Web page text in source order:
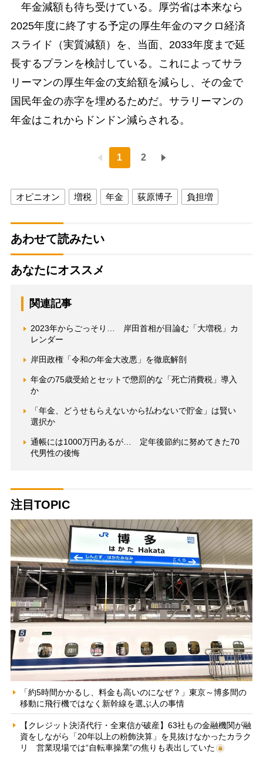
年金減額も待ち受けている。厚労省は本来なら
2025年度に終了する予定の厚生年金のマクロ経済
スライド（実質減額）を、当面、2033年度まで延
長するプランを検討している。これによってサラ
リーマンの厚生年金の支給額を減らし、その金で
国民年金の赤字を埋めるためだ。サラリーマンの
年金はこれからドンドン減らされる。
1 2
オピニオン 増税 年金 荻原博子 負担増
あわせて読みたい
あなたにオススメ
関連記事
2023年からごっそり… 岸田首相が目論む「大増税」カ
レンダー
岸田政権「令和の年金大改悪」を徹底解剖
年金の75歳受給とセットで懲罰的な「死亡消費税」導入
か
「年金、どうせもらえないから払わないで貯金」は賢い
選択か
通帳には1000万円あるが… 定年後節約に努めてきた70
代男性の後悔
注目TOPIC
「約5時間かかるし、料金も高いのになぜ？」東京～博多間の
移動に飛行機ではなく新幹線を選ぶ人の事情
【クレジット決済代行・全東信が破産】63社もの金融機関が融
資をしながら「20年以上の粉飾決算」を見抜けなかったカラク
リ 営業現場では“自転車操業”の焦りも表出していた